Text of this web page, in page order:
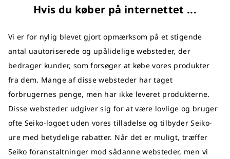
Hvis du køber på internettet ...
Vi er for nylig blevet gjort opmærksom på et stigende
antal uautoriserede og upålidelige websteder, der
bedrager kunder, som forsøger at købe vores produkter
fra dem. Mange af disse websteder har taget
forbrugernes penge, men har ikke leveret produkterne.
Disse websteder udgiver sig for at være lovlige og bruger
ofte Seiko-logoet uden vores tilladelse og tilbyder Seiko-
ure med betydelige rabatter. Når det er muligt, træffer
Seiko foranstaltninger mod sådanne websteder, men vi